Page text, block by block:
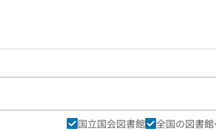
国立国会図書館 全国の図書館